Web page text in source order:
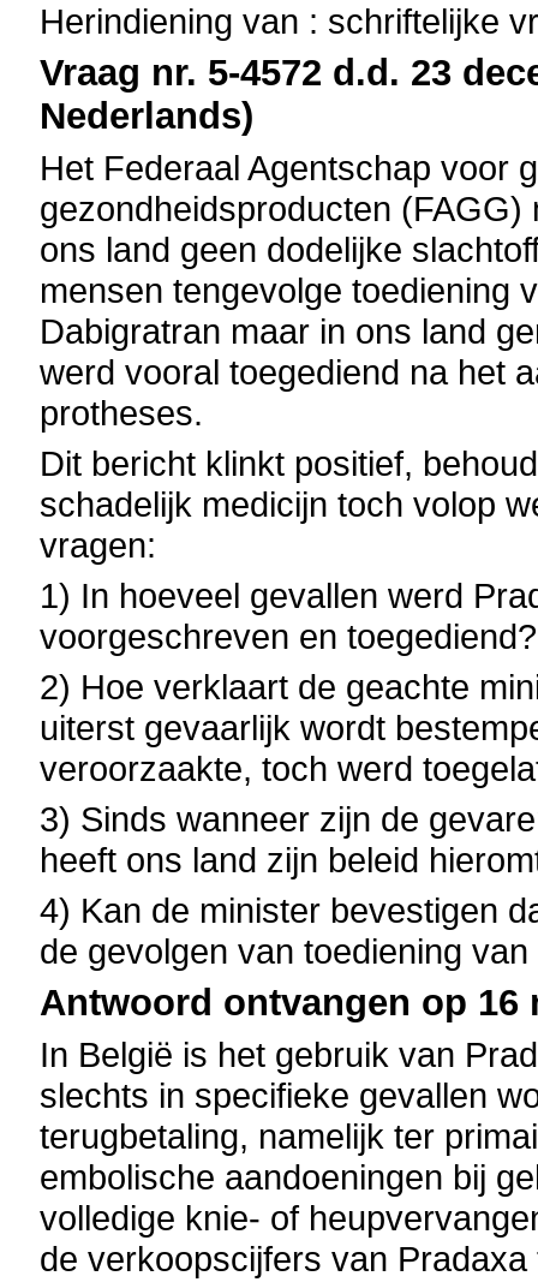
Herindiening van : schriftelijke
Vraag nr. 5-4572 d.d. 23
Nederlands)
Het Federaal Agentschap voor
gezondheidsproducten
ons land geen dodelijke
mensen tengevolge toediening
Dabigratran maar in ons land
werd vooral toegediend na het
protheses.
Dit bericht klinkt positief,
schadelijk medicijn toch volop
vragen:
1) In hoeveel gevallen werd
voorgeschreven en toegediend?
2) Hoe verklaart de geachte
uiterst gevaarlijk wordt
veroorzaakte, toch werd
3) Sinds wanneer zijn de
heeft ons land zijn beleid
4) Kan de minister bevestigen
de gevolgen van toediening
Antwoord ontvangen op 16
In België is het gebruik van
slechts in specifieke gevallen
terugbetaling, namelijk ter
embolische aandoeningen bij
volledige knie- of
de verkoopscijfers van